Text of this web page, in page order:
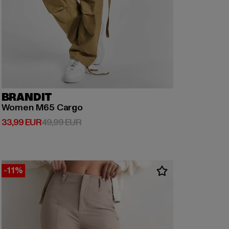
BRANDIT
Women M65 Cargo
33,99 EUR
Derzeitiger Preis: 33,99 EUR
49,99 EURAktionspreis: 49,99 EUR
-11%